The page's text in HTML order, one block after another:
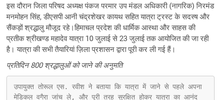
इस दौरान जिला परिषद अध्यक्ष पंकज परमार उप मंडल अधिकारी (नागरिक) निरमंड
मनमोहन सिंह, डीएसपी आनी चंद्रशेखर कायथ सहित यात्रा ट्रस्ट के सदस्ष और
सैंकड़ों श्रद्धालु मौजूद रहे।हिमाचल प्रदेश की धार्मिक आस्था और साहस की
प्रतीक श्रीखण्ड महादेव यात्रा 10 जुलाई से 23 जुलाई तक आयोजित की जा रही
है। यात्रा की सभी तैयारियां ज़िला प्रशासन द्वारा पूरी कर ली गई हैं।
प्रतिदिन 800 श्रद्धालुओं को जाने की अनुमति
उपायुक्त तोरूल एस. रवीश ने बताया कि यात्रा में जाने से पहले अपना
मेडिकल वगैरा जांच ले, और पूरी तरह सुरक्षित होकर यात्रा का आनंद